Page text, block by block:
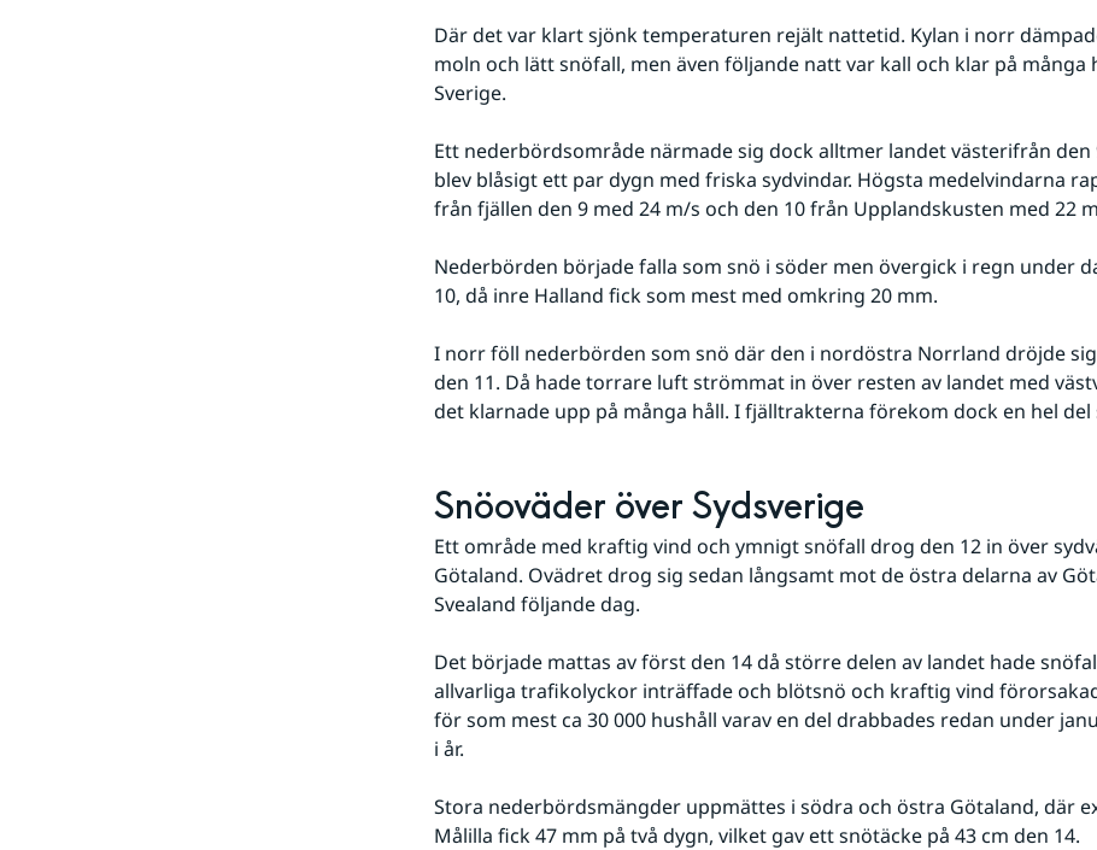
Där det var klart sjönk temperaturen rejält nattetid. Kylan i norr
moln och lätt snöfall, men även följande natt var kall och klar på många
Sverige.
Ett nederbördsområde närmade sig dock alltmer landet västerifrån den
blev blåsigt ett par dygn med friska sydvindar. Högsta medelvindarna
från fjällen den 9 med 24 m/s och den 10 från Upplandskusten med 22
Nederbörden började falla som snö i söder men övergick i regn under
10, då inre Halland fick som mest med omkring 20 mm.
I norr föll nederbörden som snö där den i nordöstra Norrland dröjde
den 11. Då hade torrare luft strömmat in över resten av landet med
det klarnade upp på många håll. I fjälltrakterna förekom dock en hel del
Snöoväder över Sydsverige
Ett område med kraftig vind och ymnigt snöfall drog den 12 in över
Götaland. Ovädret drog sig sedan långsamt mot de östra delarna av
Svealand följande dag.
Det började mattas av först den 14 då större delen av landet hade
allvarliga trafikolyckor inträffade och blötsnö och kraftig vind
för som mest ca 30 000 hushåll varav en del drabbades redan under
i år.
Stora nederbördsmängder uppmättes i södra och östra Götaland, där
Målilla fick 47 mm på två dygn, vilket gav ett snötäcke på 43 cm den 14.